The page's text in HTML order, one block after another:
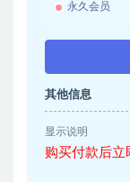
永久会员
其他信息
显示说明
购买付款后立